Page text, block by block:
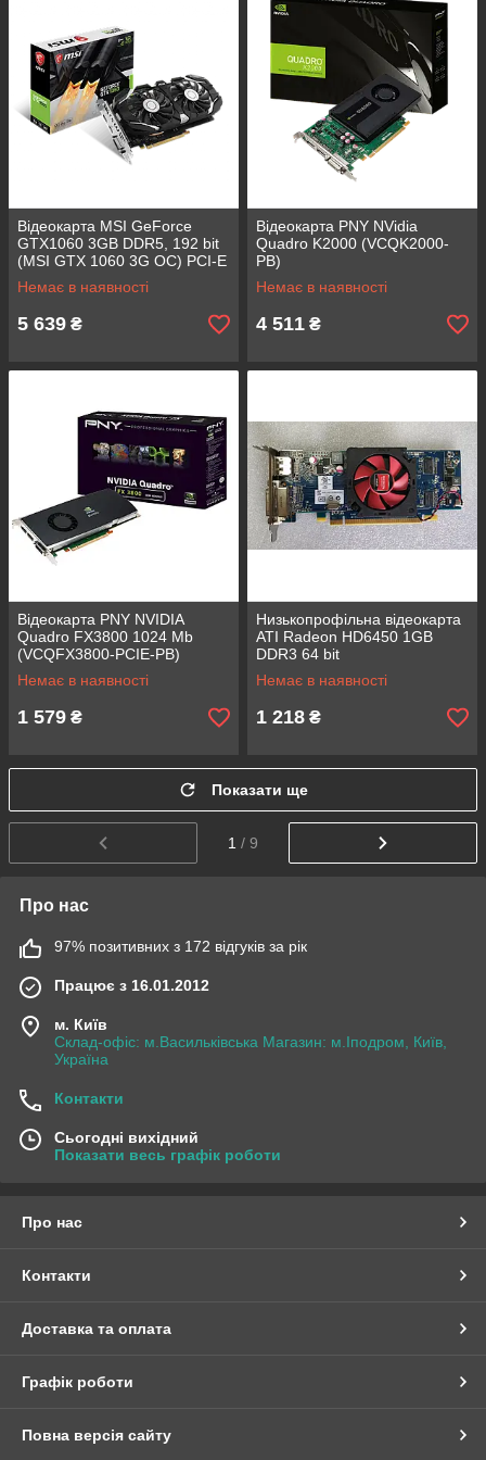
Відеокарта MSI GeForce
GTX1060 3GB DDR5, 192 bit
(MSI GTX 1060 3G OC) PCI-E
БУ
Немає в наявності
5 639 ₴
Відеокарта PNY NVidia
Quadro K2000 (VCQK2000-
PB)
Немає в наявності
4 511 ₴
Відеокарта PNY NVIDIA
Quadro FX3800 1024 Mb
(VCQFX3800-PCIE-PB)
Немає в наявності
1 579 ₴
Низькопрофільна відеокарта
ATI Radeon HD6450 1GB
DDR3 64 bit
(VCAMD6450DNFXD500)
Немає в наявності
1 218 ₴
Показати ще
1 / 9
Про нас
97% позитивних з 172 відгуків за рік
Працює з 16.01.2012
м. Київ
Склад-офіс: м.Васильківська Магазин: м.Іподром, Київ,
Україна
Контакти
Сьогодні вихідний
Показати весь графік роботи
Про нас
Контакти
Доставка та оплата
Графік роботи
Повна версія сайту